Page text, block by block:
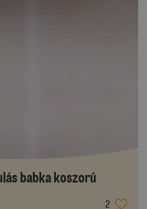
babka koszorú
2